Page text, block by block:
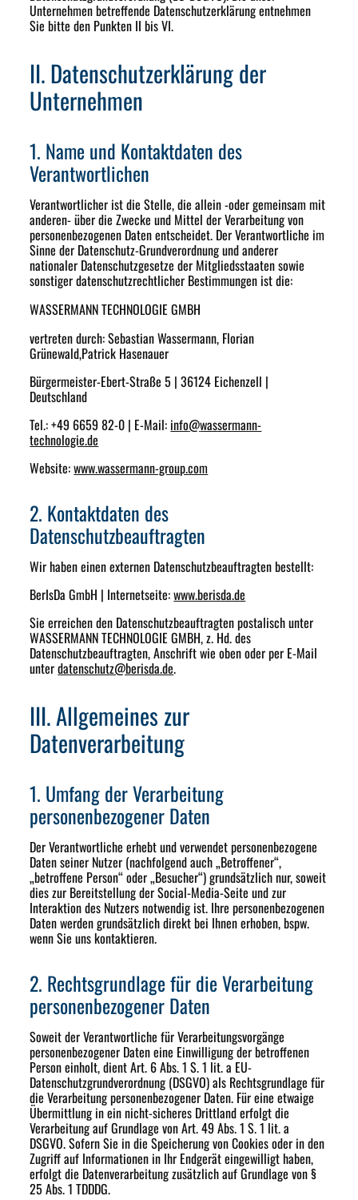
Unternehmen betreffende Datenschutzerklärung entnehmen
Sie bitte den Punkten II bis VI.
II. Datenschutzerklärung der
Unternehmen
1. Name und Kontaktdaten des
Verantwortlichen
Verantwortlicher ist die Stelle, die allein -oder gemeinsam mit
anderen- über die Zwecke und Mittel der Verarbeitung von
personenbezogenen Daten entscheidet. Der Verantwortliche im
Sinne der Datenschutz-Grundverordnung und anderer
nationaler Datenschutzgesetze der Mitgliedsstaaten sowie
sonstiger datenschutzrechtlicher Bestimmungen ist die:
WASSERMANN TECHNOLOGIE GMBH
vertreten durch: Sebastian Wassermann, Florian
Grünewald,Patrick Hasenauer
Bürgermeister-Ebert-Straße 5 | 36124 Eichenzell |
Deutschland
Tel.: +49 6659 82-0 | E-Mail: info@wassermann-
technologie.de
Website:www.wassermann-group.com
2. Kontaktdaten des
Datenschutzbeauftragten
Wir haben einen externen Datenschutzbeauftragten bestellt:
BerIsDa GmbH | Internetseite:www.berisda.de
Sie erreichen den Datenschutzbeauftragten postalisch unter
WASSERMANN TECHNOLOGIE GMBH, z. Hd. des
Datenschutzbeauftragten, Anschrift wie oben oder per E-Mail
unterdatenschutz@berisda.de.
III. Allgemeines zur
Datenverarbeitung
1. Umfang der Verarbeitung
personenbezogener Daten
Der Verantwortliche erhebt und verwendet personenbezogene
Daten seiner Nutzer (nachfolgend auch „Betroffener“,
„betroffene Person“ oder „Besucher“) grundsätzlich nur, soweit
dies zur Bereitstellung der Social-Media-Seite und zur
Interaktion des Nutzers notwendig ist. Ihre personenbezogenen
Daten werden grundsätzlich direkt bei Ihnen erhoben, bspw.
wenn Sie uns kontaktieren.
2. Rechtsgrundlage für die Verarbeitung
personenbezogener Daten
Soweit der Verantwortliche für Verarbeitungsvorgänge
personenbezogener Daten eine Einwilligung der betroffenen
Person einholt, dient Art. 6 Abs. 1 S. 1 lit. a EU-
Datenschutzgrundverordnung (DSGVO) als Rechtsgrundlage für
die Verarbeitung personenbezogener Daten. Für eine etwaige
Übermittlung in ein nicht-sicheres Drittland erfolgt die
Verarbeitung auf Grundlage von Art. 49 Abs. 1 S. 1 lit. a
DSGVO. Sofern Sie in die Speicherung von Cookies oder in den
Zugriff auf Informationen in Ihr Endgerät eingewilligt haben,
erfolgt die Datenverarbeitung zusätzlich auf Grundlage von §
25 Abs. 1 TDDDG.